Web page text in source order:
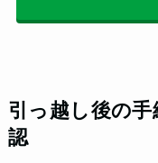
引っ越し後の
認